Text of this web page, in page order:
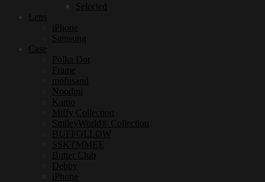
Selected
Lens
iPhone
Samsung
Case
Polka Dot
Frame
mofusand
Noodmi
Kamo
Miffy Collection
SmileyWorld® Collection
BUFFOLLOW
SSKTMMEE
Butter Club
Debby
iPhone